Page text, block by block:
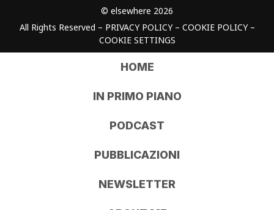
© elsewhere 2026
All Rights Reserved – PRIVACY POLICY– COOKIE POLICY–
COOKIE SETTINGS
HOME
IN PRIMO PIANO
PODCAST
PUBBLICAZIONI
NEWSLETTER